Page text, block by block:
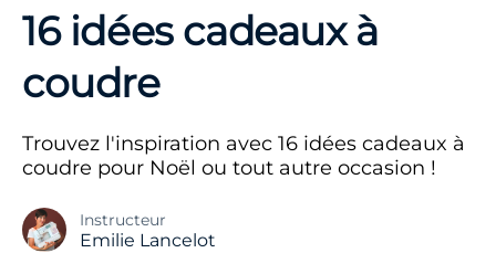
16 idées cadeaux à
coudre
Trouvez l'inspiration avec 16 idées cadeaux à
coudre pour Noël ou tout autre occasion !
Instructeur
Emilie Lancelot